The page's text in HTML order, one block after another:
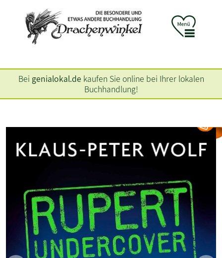
Bei genialokal.de kaufen Sie online bei Ihrer lokalen
Buchhandlung!